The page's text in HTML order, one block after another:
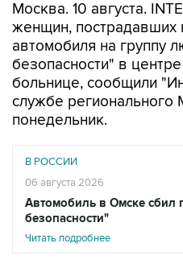
Москва. 10 августа.
женщин, пострадавших
автомобиля на группу
безопасности" в
больнице, сообщили
службе регионального
понедельник.
В РОССИИ
06 августа 2026
Автомобиль в Омске сбил
безопасности"
Читать подробнее